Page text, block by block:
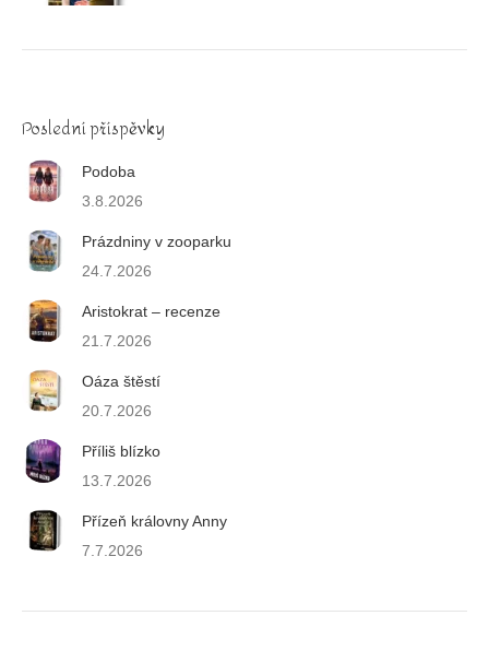
Poslední příspěvky
Podoba
3.8.2026
Prázdniny v zooparku
24.7.2026
Aristokrat – recenze
21.7.2026
Oáza štěstí
20.7.2026
Příliš blízko
13.7.2026
Přízeň královny Anny
7.7.2026